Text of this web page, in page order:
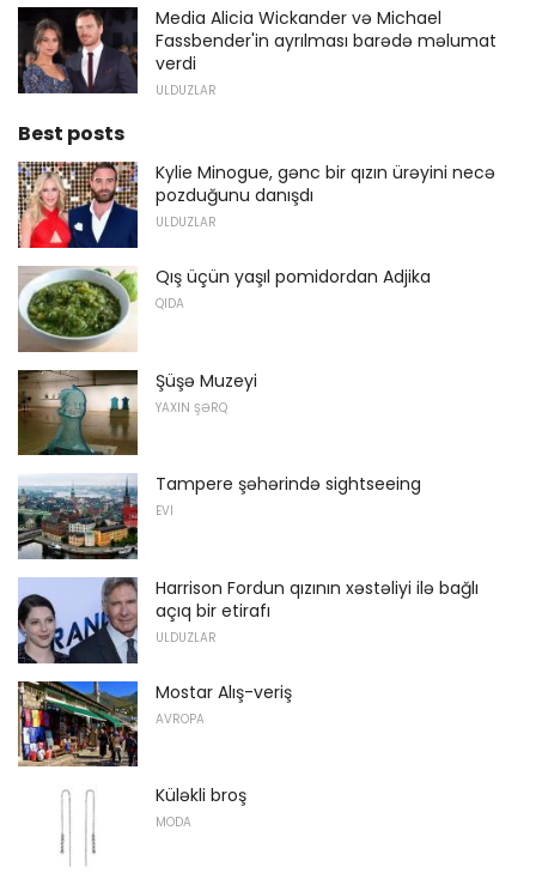
Media Alicia Wickander və Michael
Fassbender'in ayrılması barədə məlumat
verdi
ULDUZLAR
Best posts
Kylie Minogue, gənc bir qızın ürəyini necə
pozduğunu danışdı
ULDUZLAR
Qış üçün yaşıl pomidordan Adjika
QIDA
Şüşə Muzeyi
YAXIN ŞƏRQ
Tampere şəhərində sightseeing
EVI
Harrison Fordun qızının xəstəliyi ilə bağlı
açıq bir etirafı
ULDUZLAR
Mostar Alış-veriş
AVROPA
Küləkli broş
MODA